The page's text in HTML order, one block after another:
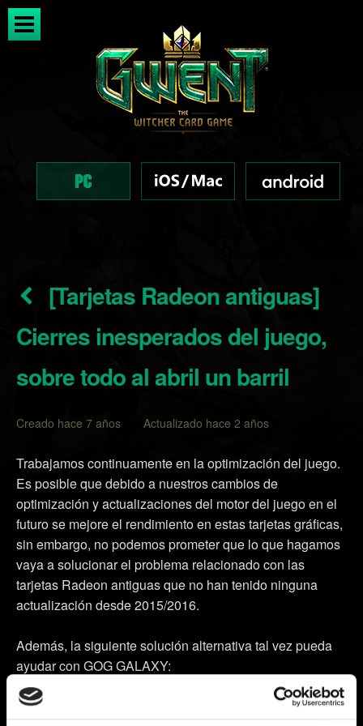
[Tarjetas Radeon antiguas]
Cierres inesperados del juego,
sobre todo al abril un barril
Creado hace 7 años Actualizado hace 2 años
Trabajamos continuamente en la optimización del juego.
Es posible que debido a nuestros cambios de
optimización y actualizaciones del motor del juego en el
futuro se mejore el rendimiento en estas tarjetas gráficas,
sin embargo, no podemos prometer que lo que hagamos
vaya a solucionar el problema relacionado con las
tarjetas Radeon antiguas que no han tenido ninguna
actualización desde 2015/2016.
Además, la siguiente solución alternativa tal vez pueda
ayudar con GOG GALAXY:
1. Abre la carpeta de instalación de GWENT